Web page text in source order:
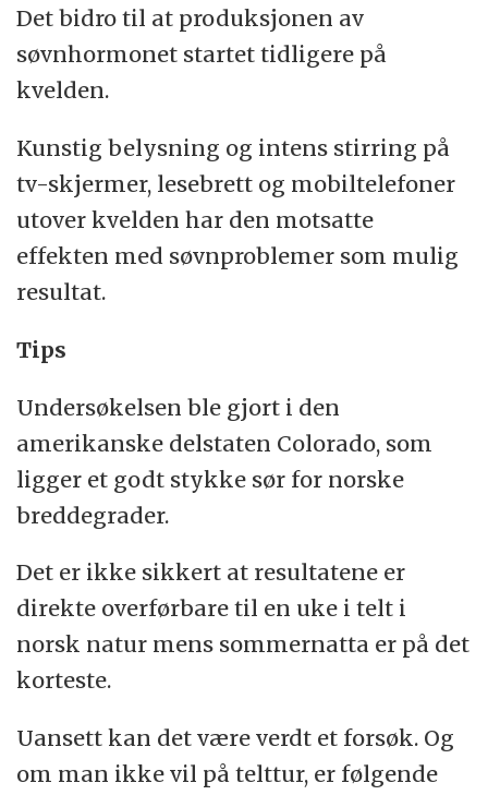
Det bidro til at produksjonen av
søvnhormonet startet tidligere på
kvelden.
Kunstig belysning og intens stirring på
tv-skjermer, lesebrett og mobiltelefoner
utover kvelden har den motsatte
effekten med søvnproblemer som mulig
resultat.
Tips
Undersøkelsen ble gjort i den
amerikanske delstaten Colorado, som
ligger et godt stykke sør for norske
breddegrader.
Det er ikke sikkert at resultatene er
direkte overførbare til en uke i telt i
norsk natur mens sommernatta er på det
korteste.
Uansett kan det være verdt et forsøk. Og
om man ikke vil på telttur, er følgende